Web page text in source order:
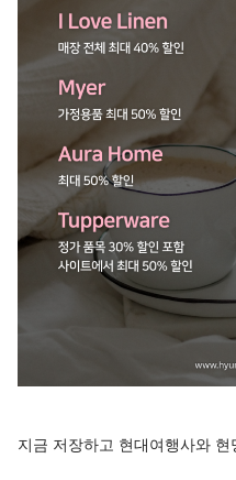
지금 저장하고 현대여행사와 현